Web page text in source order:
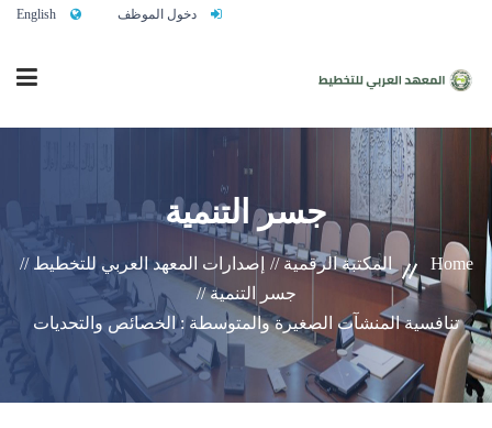
دخول الموظف English
الرئيسية
من نحن
خدماتنا
تواصلوا معنا
جسر التنمية
Home المكتبة الرقمية // إصدارات المعهد العربي للتخطيط //
جسر التنمية //
تنافسية المنشآت الصغيرة والمتوسطة : الخصائص والتحديات